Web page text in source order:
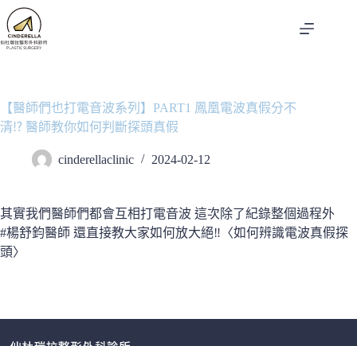
跳
至
主
容【醫師們也打電音波系列】PART1 鳳凰電波真假分不
清⁉ 醫師教你如何判斷探頭真假
cinderellaclinic 2024-02-12
其實我們醫師們都會互相打電音波 這次除了紀錄整個過程外
#楊舒鈞醫師 還直接教大家如何放大絕‼〈如何辨識電波真假探
頭〉